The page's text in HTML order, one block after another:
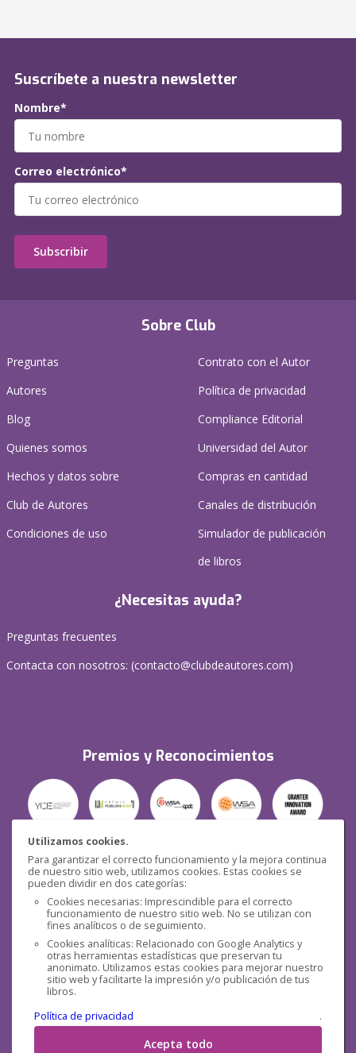
Utilizamos cookies.
Para garantizar el correcto funcionamiento y la mejora continua
de nuestro sitio web, utilizamos cookies. Estas cookies se
pueden dividir en dos categorías:
Cookies necesarias: Imprescindible para el correcto
funcionamiento de nuestro sitio web. No se utilizan con
fines analíticos o de seguimiento.
Cookies analíticas: Relacionado con Google Analytics y
otras herramientas estadísticas que preservan tu
anonimato. Utilizamos estas cookies para mejorar nuestro
sitio web y facilitarte la impresión y/o publicación de tus
libros.
Política de privacidad
.
Acepta todo
Sobre Club
Preguntas
Autores
Blog
Quienes somos
Hechos y datos sobre
Club de Autores
Condiciones de uso
Contrato con el Autor
Política de privacidad
Compliance Editorial
Universidad del Autor
Compras en cantidad
Canales de distribución
Simulador de publicación
de libros
¿Necesitas ayuda?
Preguntas frecuentes
Contacta con nosotros: (contacto@clubdeautores.com)
Premios y Reconocimientos
Seguridad
Redes sociales
Suscríbete a nuestra newsletter
Nombre*
Correo electrónico*
Subscribir